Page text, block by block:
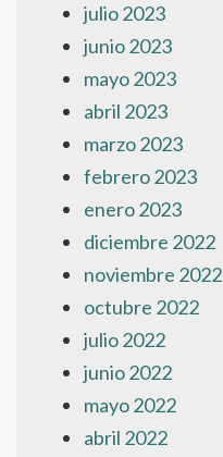
julio 2023
junio 2023
mayo 2023
abril 2023
marzo 2023
febrero 2023
enero 2023
diciembre 2022
noviembre 2022
octubre 2022
julio 2022
junio 2022
mayo 2022
abril 2022